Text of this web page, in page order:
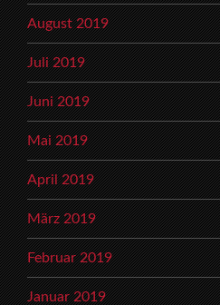
August 2019
Juli 2019
Juni 2019
Mai 2019
April 2019
März 2019
Februar 2019
Januar 2019